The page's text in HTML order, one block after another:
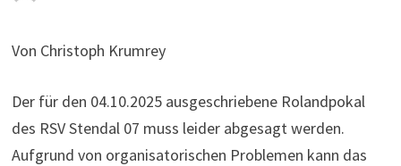
Von Christoph Krumrey
Der für den 04.10.2025 ausgeschriebene Rolandpokal
des RSV Stendal 07 muss leider abgesagt werden.
Aufgrund von organisatorischen Problemen kann das